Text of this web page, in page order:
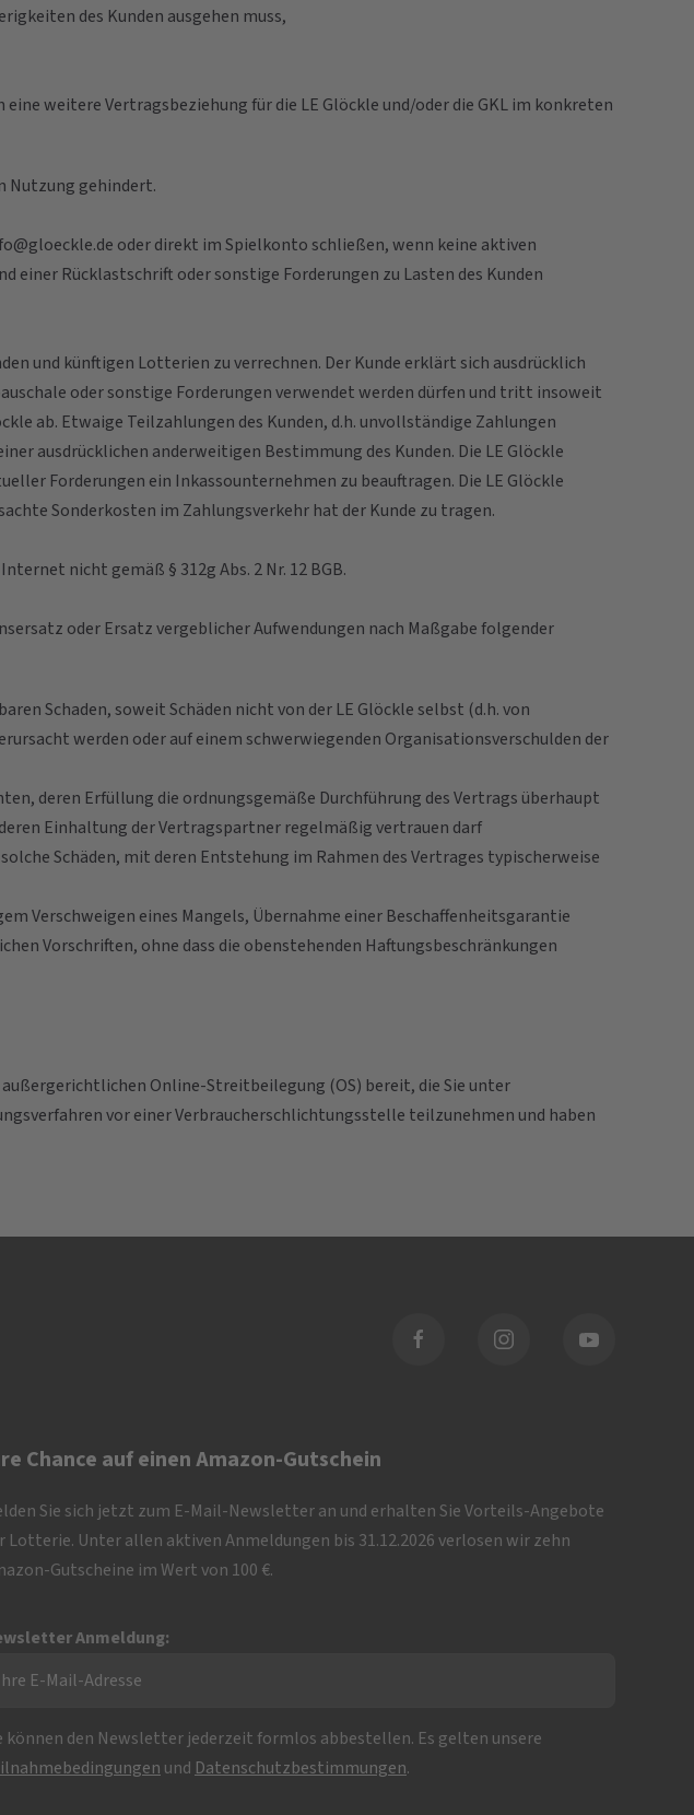
des Kunden ausgehen muss,
weitere Vertragsbeziehung für die LE Glöckle und/oder die GKL im konkreten
Nutzung gehindert.
oder direkt im Spielkonto schließen, wenn keine aktiven
einer Rücklastschrift oder sonstige Forderungen zu Lasten des Kunden
und künftigen Lotterien zu verrechnen. Der Kunde erklärt sich ausdrücklich
oder sonstige Forderungen verwendet werden dürfen und tritt insoweit
ab. Etwaige Teilzahlungen des Kunden, d.h. unvollständige Zahlungen
ausdrücklichen anderweitigen Bestimmung des Kunden. Die LE Glöckle
Forderungen ein Inkassounternehmen zu beauftragen. Die LE Glöckle
Sonderkosten im Zahlungsverkehr hat der Kunde zu tragen.
nicht gemäß § 312g Abs. 2 Nr. 12 BGB.
oder Ersatz vergeblicher Aufwendungen nach Maßgabe folgender
Schaden, soweit Schäden nicht von der LE Glöckle selbst (d.h. von
werden oder auf einem schwerwiegenden Organisationsverschulden der
deren Erfüllung die ordnungsgemäße Durchführung des Vertrags überhaupt
Einhaltung der Vertragspartner regelmäßig vertrauen darf
Schäden, mit deren Entstehung im Rahmen des Vertrages typischerweise
Verschweigen eines Mangels, Übernahme einer Beschaffenheitsgarantie
Vorschriften, ohne dass die obenstehenden Haftungsbeschränkungen
Online-Streitbeilegung (OS) bereit, die Sie unter
vor einer Verbraucherschlichtungsstelle teilzunehmen und haben
Chance auf einen Amazon-Gutschein
Sie sich jetzt zum E-Mail-Newsletter an und erhalten Sie Vorteils-Angebote
Lotterie. Unter allen aktiven Anmeldungen bis 31.12.2026 verlosen wir zehn
Gutscheine im Wert von 100 €.
Anmeldung:
können den Newsletter jederzeit formlos abbestellen. Es gelten unsere
und Datenschutzbestimmungen.